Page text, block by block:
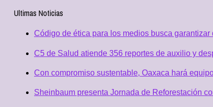
Ultimas Noticias
Código de ética para los medios busca
C5 de Salud atiende 356 reportes de auxilio y
Con compromiso sustentable, Oaxaca hará
Sheinbaum presenta Jornada de Reforestación